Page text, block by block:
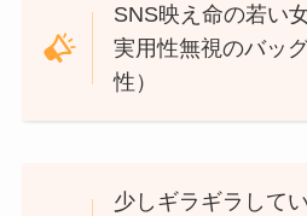
SNS映え命の若い
実用性無視のバッ
性）
少しギラギラして